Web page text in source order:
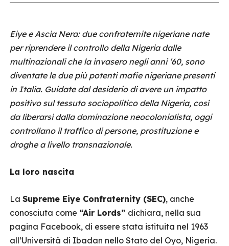
Eiye e Ascia Nera: due confraternite nigeriane nate
per riprendere il controllo della Nigeria dalle
multinazionali che la invasero negli anni ‘60, sono
diventate le due più potenti mafie nigeriane presenti
in Italia. Guidate dal desiderio di avere un impatto
positivo sul tessuto sociopolitico della Nigeria, così
da liberarsi dalla dominazione neocolonialista, oggi
controllano il traffico di persone, prostituzione e
droghe a livello transnazionale.
La loro nascita
La Supreme Eiye Confraternity (SEC), anche
conosciuta come “Air Lords” dichiara, nella sua
pagina Facebook, di essere stata istituita nel 1963
all’Università di Ibadan nello Stato del Oyo, Nigeria.